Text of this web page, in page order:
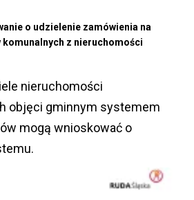
o udzielenie zamówienia na
z nieruchomości
nieruchomości
objęci gminnym systemem
mogą wnioskować o